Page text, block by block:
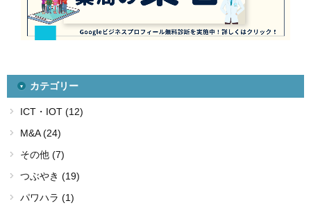
カテゴリー
ICT・IOT (12)
M&A (24)
その他 (7)
つぶやき (19)
パワハラ (1)